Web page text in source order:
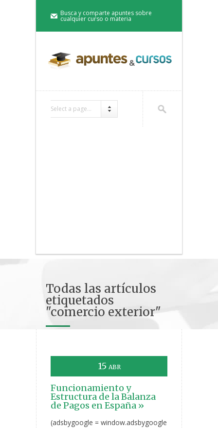
Busca y comparte apuntes sobre
cualquier curso o materia
Select a page...
Todas las artículos
etiquetados
"comercio exterior"
15 ABR
Funcionamiento y
Estructura de la Balanza
de Pagos en España »
(adsbygoogle = window.adsbygoogle